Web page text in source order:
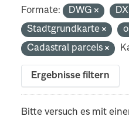
Formate: DWG
Stadtgrundkarte
Cadastral parcels
Ergebnisse filtern
Bitte versuch es mit